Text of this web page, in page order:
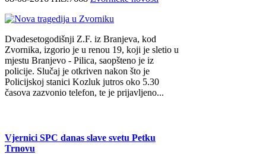
Dvadesetogodišnji Z.F. iz Branjeva, kod
Zvornika, izgorio je u renou 19, koji je sletio u
mjestu Branjevo - Pilica, saopšteno je iz
policije. Slučaj je otkriven nakon što je
Policijskoj stanici Kozluk jutros oko 5.30
časova zazvonio telefon, te je prijavljeno...
Vjernici SPC danas slave svetu Petku
Trnovu